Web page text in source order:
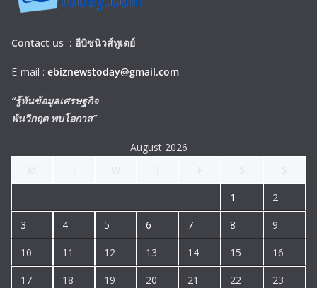
Contact us : อีบิซนิวส์ทูเดย์
E-mail : ebiznewstoday@gmail.com
“รู้ทันข้อมูลเศรษฐกิจ
พ้นวิกฤต พบโอกาส”
August 2026
1 2
3 4 5 6 7 8 9
10 11 12 13 14 15 16
17 18 19 20 21 22 23